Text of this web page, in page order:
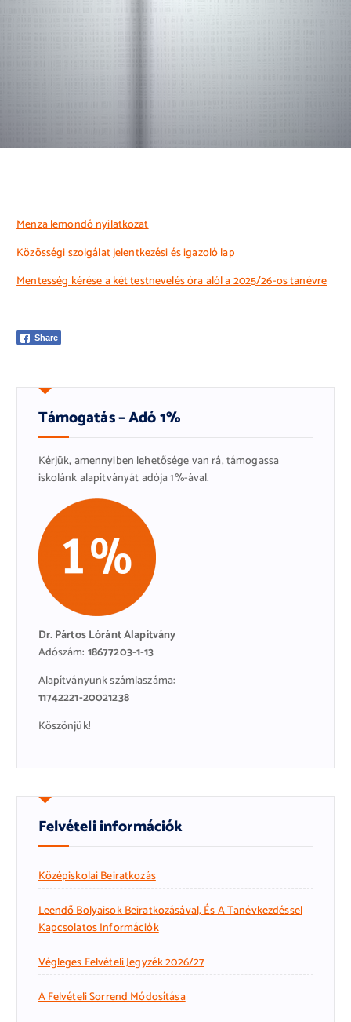
Menza lemondó nyilatkozat
Közösségi szolgálat jelentkezési és igazoló lap
Mentesség kérése a két testnevelés óra alól a 2025/26-os tanévre
Share
Támogatás – Adó 1%
Kérjük, amennyiben lehetősége van rá, támogassa
iskolánk alapítványát adója 1%-ával.
Dr. Pártos Lóránt Alapítvány
Adószám: 18677203-1-13
Alapítványunk számlaszáma:
11742221-20021238
Köszönjük!
Felvételi információk
Középiskolai Beiratkozás
Leendő Bolyaisok Beiratkozásával, És A Tanévkezdéssel
Kapcsolatos Információk
Végleges Felvételi Jegyzék 2026/27
A Felvételi Sorrend Módosítása